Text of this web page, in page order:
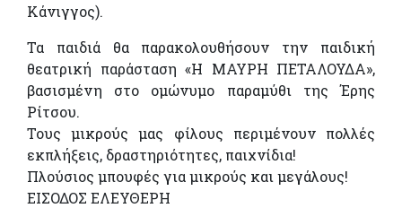
Κάνιγγος).
Τα παιδιά θα παρακολουθήσουν την παιδική
θεατρική παράσταση «Η ΜΑΥΡΗ ΠΕΤΑΛΟΥΔΑ»,
βασισμένη στο ομώνυμο παραμύθι της Έρης
Ρίτσου.
Τους μικρούς μας φίλους περιμένουν πολλές
εκπλήξεις, δραστηριότητες, παιχνίδια!
Πλούσιος μπουφές για μικρούς και μεγάλους!
ΕΙΣΟΔΟΣ ΕΛΕΥΘΕΡΗ